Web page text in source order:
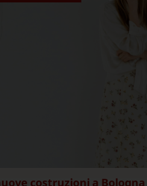
costruzioni a